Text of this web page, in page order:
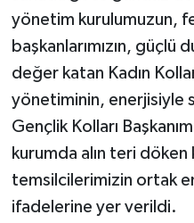
yönetim kurulumuzun,
başkanlarımızın, güçlü
değer katan Kadın
yönetiminin, enerjisiyle
Gençlik Kolları
kurumda alın teri döken
temsilcilerimizin ortak
ifadelerine yer verildi.